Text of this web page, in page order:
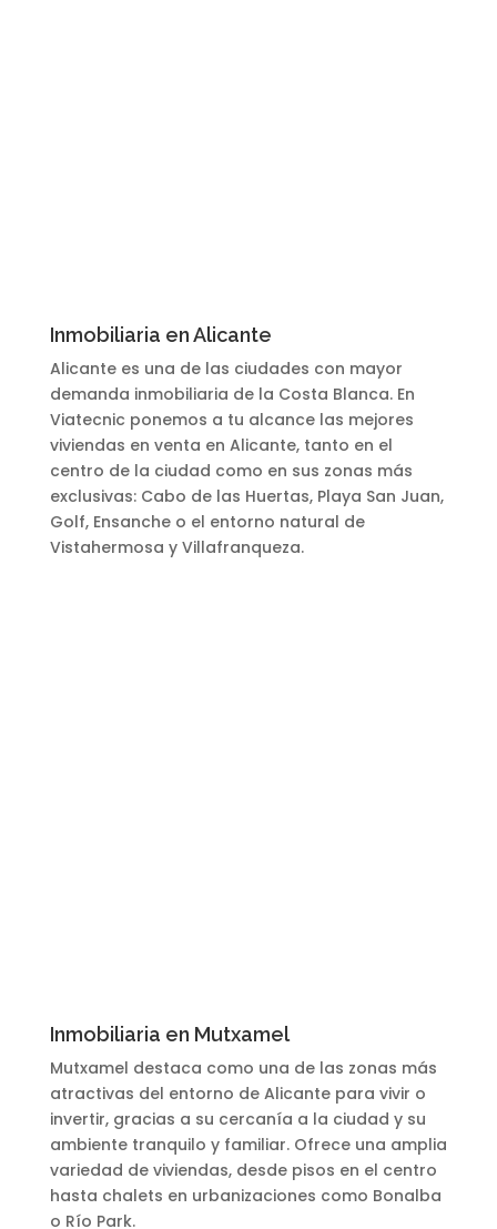
Inmobiliaria en Alicante
Alicante es una de las ciudades con mayor
demanda inmobiliaria de la Costa Blanca. En
Viatecnic ponemos a tu alcance las mejores
viviendas en venta en Alicante, tanto en el
centro de la ciudad como en sus zonas más
exclusivas: Cabo de las Huertas, Playa San Juan,
Golf, Ensanche o el entorno natural de
Vistahermosa y Villafranqueza.
Inmobiliaria en Mutxamel
Mutxamel destaca como una de las zonas más
atractivas del entorno de Alicante para vivir o
invertir, gracias a su cercanía a la ciudad y su
ambiente tranquilo y familiar. Ofrece una amplia
variedad de viviendas, desde pisos en el centro
hasta chalets en urbanizaciones como Bonalba
o Río Park.